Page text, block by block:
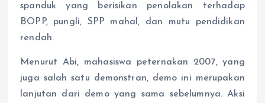
spanduk yang berisikan penolakan terhadap
BOPP, pungli, SPP mahal, dan mutu pendidikan
rendah.
Menurut Abi, mahasiswa peternakan 2007, yang
juga salah satu demonstran, demo ini merupakan
lanjutan dari demo yang sama sebelumnya. Aksi